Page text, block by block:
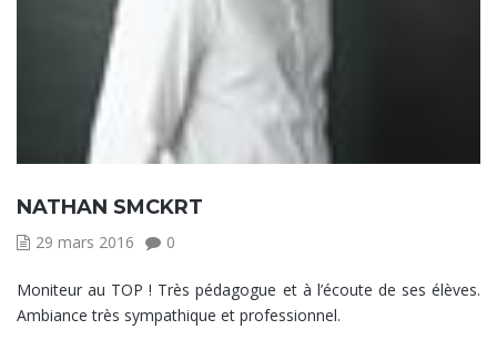
NATHAN SMCKRT
29 mars 2016 0
Moniteur au TOP ! Très pédagogue et à l’écoute de ses élèves.
Ambiance très sympathique et professionnel.